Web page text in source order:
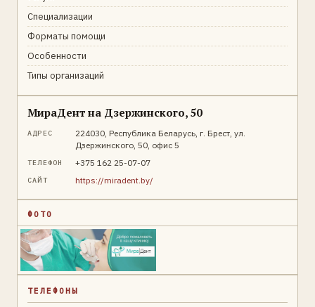
Специализации
Форматы помощи
Особенности
Типы организаций
МираДент на Дзержинского, 50
АДРЕС
224030, Республика Беларусь, г. Брест, ул.
Дзержинского, 50, офис 5
ТЕЛЕФОН +375 162 25-07-07
САЙТ https://miradent.by/
ФОТО
ТЕЛЕФОНЫ